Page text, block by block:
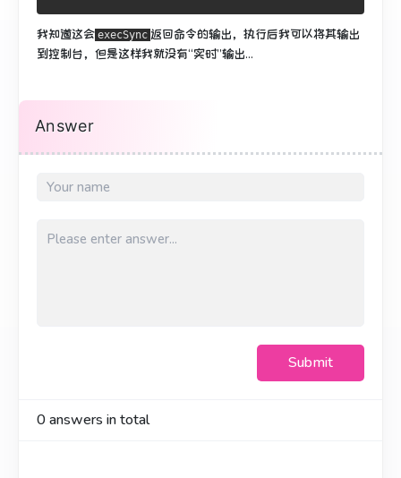
我知道这会 execSync 返回命令的输出，执行后我可以将其输出
到控制台，但是这样我就没有“实时”输出...
Answer
Submit
0answers in total